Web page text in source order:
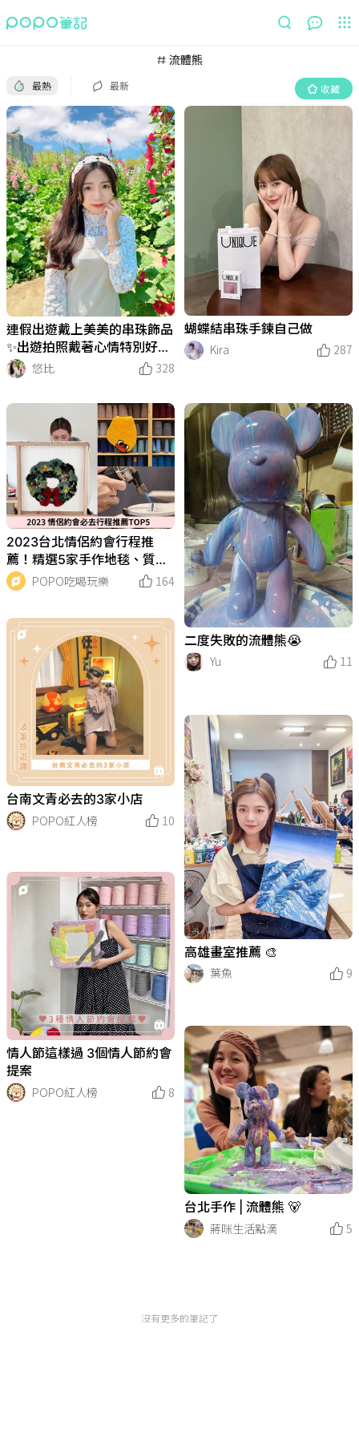
流體熊
最熱 最新 收藏
收藏
連假出遊戴上美美的串珠飾品
✨出遊拍照戴著心情特別好呀
🥰 #連假出遊 #台南景點 #蜀
葵花 #串珠飾品
悠比 328
蝴蝶結串珠手鍊自己做
Kira
287
2023台北情侶約會行程推
薦！精選5家手作地毯、質感
調香、情侶對戒體驗全收錄
POPO吃喝玩樂 164
二度失敗的流體熊😭
Yu
11
台南文青必去的3家小店
POPO紅人榜
10
高雄畫室推薦 🎨
葉魚
9
情人節這樣過 3個情人節約會
提案
POPO紅人榜
8
台北手作 | 流體熊 🐻
蔣咪生活點滴
5
沒有更多的筆記了